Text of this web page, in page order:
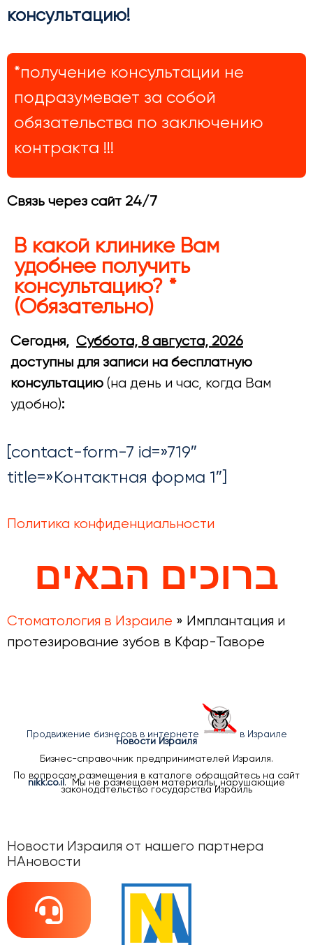
консультацию!
*получение консультации не
подразумевает за собой
обязательства по заключению
контракта !!!
Связь через сайт 24/7
В какой клинике Вам
удобнее получить
консультацию? *
(Обязательно)
Сегодня, Суббота, 8 августа, 2026
доступны для записи на бесплатную
консультацию (на день и час, когда Вам
удобно):
[contact-form-7 id=»719″
title=»Контактная форма 1″]
Политика конфиденциальности
ברוכים הבאים
Стоматология в Израиле » Имплантация и
протезирование зубов в Кфар-Таворе
Продвижение бизнесов в интернете в Израиле
Новости Израиля
Бизнес-справочник предпринимателей Израиля.
По вопросам размещения в каталоге обращайтесь на сайт
nikk.co.il . Мы не размещаем материалы, нарушающие
законодательство государства Израиль
Новости Израиля от нашего партнера
НАновости